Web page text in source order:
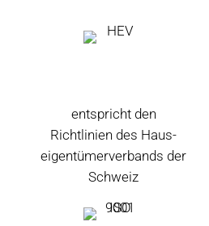
entspricht den
Richtlinien des Haus­
eigen­tümer­verbands der
Schweiz